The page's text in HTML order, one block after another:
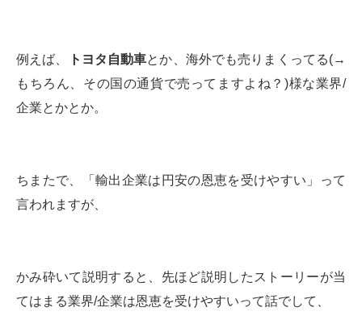
例えば、 トヨタ自動車とか、海外でも売りまくってる(→
もちろん、その国の通貨で売ってますよね？)様な業界/
企業とかとか。
ちまたで、「輸出企業は円安の恩恵を受けやすい」って
言われますが、
かみ砕いて説明すると、先ほど説明したストーリーが当
てはまる業界/企業は恩恵を受けやすいって話でして、